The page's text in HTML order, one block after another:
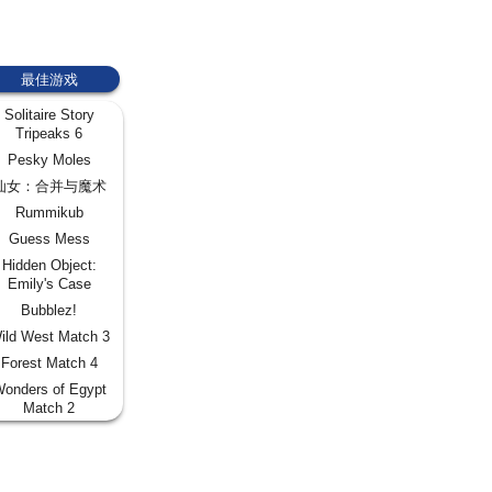
最佳游戏
Solitaire Story
Tripeaks 6
Pesky Moles
女：合并与魔术
Rummikub
Guess Mess
Hidden Object:
Emily's Case
Bubblez!
West Match 3
Forest Match 4
of Egypt
Match 2